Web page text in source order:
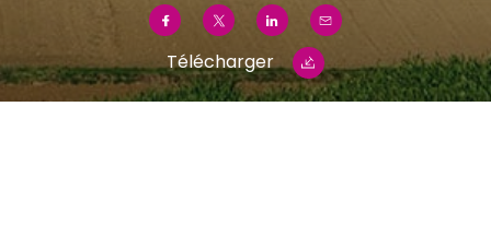
Télécharger